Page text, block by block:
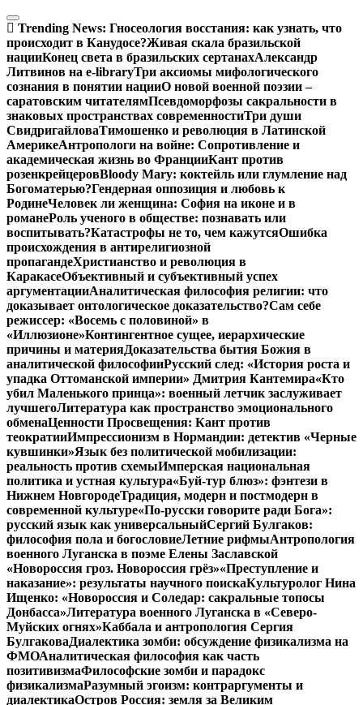
Перейти
к
содержимому
Trending News: Гносеология восстания: как узнать, что
происходит в Канудосе?Живая скала бразильской
нацииКонец света в бразильских сертанахАлександр
Литвинов на e-libraryТри аксиомы мифологического
сознания в понятии нацииО новой военной поэзии –
саратовским читателямПсевдоморфозы сакральности в
знаковых пространствах современностиТри души
СвидригайловаТимошенко и революция в Латинской
АмерикеАнтропологи на войне: Сопротивление и
академическая жизнь во ФранцииКант против
розенкрейцеровBloody Mary: коктейль или глумление над
Богоматерью?Гендерная оппозиция и любовь к
РодинеЧеловек ли женщина: София на иконе и в
романеРоль ученого в обществе: познавать или
воспитывать?Катастрофы не то, чем кажутсяОшибка
происхождения в антирелигиозной
пропагандеХристианство и революция в
КаракасеОбъективный и субъективный успех
аргументацииАналитическая философия религии: что
доказывает онтологическое доказательство?Сам себе
режиссер: «Восемь с половиной» в
«Иллюзионе»Контингентное сущее, иерархические
причины и материяДоказательства бытия Божия в
аналитической философииРусский след: «История роста и
упадка Оттоманской империи» Дмитрия Кантемира«Кто
убил Маленького принца»: военный летчик заслуживает
лучшегоЛитература как пространство эмоционального
обменаЦенности Просвещения: Кант против
теократииИмпрессионизм в Нормандии: детектив «Черные
кувшинки»Язык без политической мобилизации:
реальность против схемыИмперская национальная
политика и устная культура«Буй-тур блюз»: фэнтези в
Нижнем НовгородеТрадиция, модерн и постмодерн в
современной культуре«По-русски говорите ради Бога»:
русский язык как универсальныйСергий Булгаков:
философия пола и богословиеЛетние рифмыАнтропология
военного Луганска в поэме Елены Заславской
«Новороссия гроз. Новороссия грёз»«Преступление и
наказание»: результаты научного поискаКультуролог Нина
Ищенко: «Новороссия и Соледар: сакральные топосы
Донбасса»Литература военного Луганска в «Северо-
Муйских огнях»Каббала и антропология Сергия
БулгаковаДиалектика зомби: обсуждение физикализма на
ФМОАналитическая философия как часть
позитивизмаФилософские зомби и парадокс
физикализмаРазумный эгоизм: контраргументы и
диалектикаОстров Россия: земля за Великим